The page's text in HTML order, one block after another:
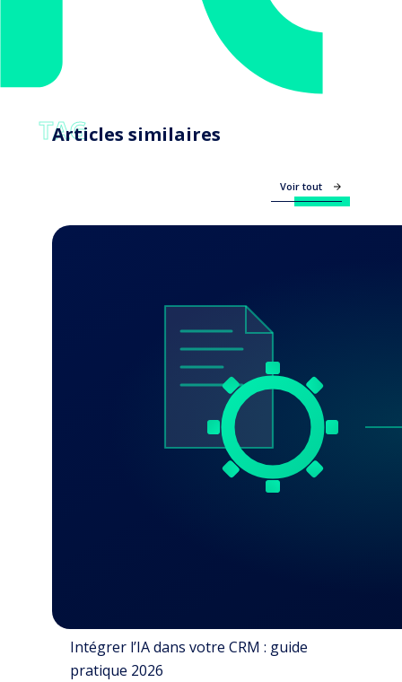
Articles similaires
TAG
Voir tout
Intégrer l’IA dans votre CRM : guide
pratique 2026